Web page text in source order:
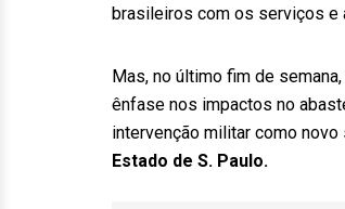
brasileiros com os serviços e
Mas, no último fim de
ênfase nos impactos no
intervenção militar como
Estado de S. Paulo.